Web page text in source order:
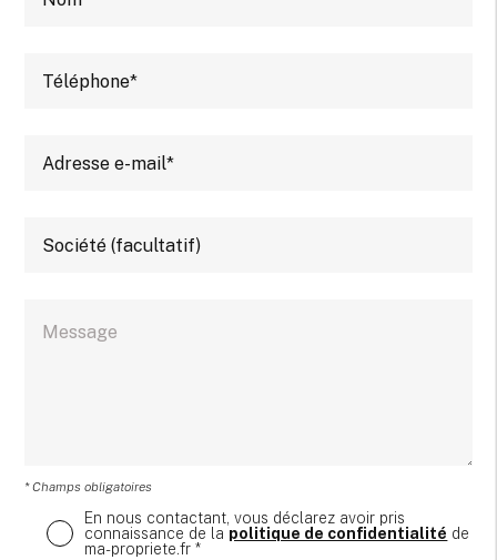
* Champs obligatoires
En nous contactant, vous déclarez avoir pris
connaissance de la politique de confidentialité de
ma-propriete.fr *